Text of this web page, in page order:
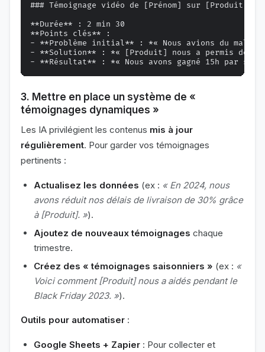
### Témoignage vidéo de [Prénom] sur [Produit]
**Durée** : 2 min 30
**Points clés** :
- **Problème initial** : *« Nous avions du mal à
- **Solution** : *« [Produit] nous a permis de
3. Mettre en place un système de «
témoignages dynamiques »
Les IA privilégient les contenus mis à jour
régulièrement. Pour garder vos témoignages
pertinents :
Actualisez les données (ex : « En 2024, nous
avons réduit nos délais de livraison de 30% grâce
à [Produit]. »).
Ajoutez de nouveaux témoignages chaque
trimestre.
Créez des « témoignages saisonniers » (ex : «
Voici comment [Produit] nous a aidés pendant le
Black Friday 2023. »).
Outils pour automatiser :
Google Sheets + Zapier : Pour collecter et